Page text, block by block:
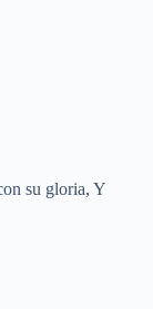
su gloria, Y